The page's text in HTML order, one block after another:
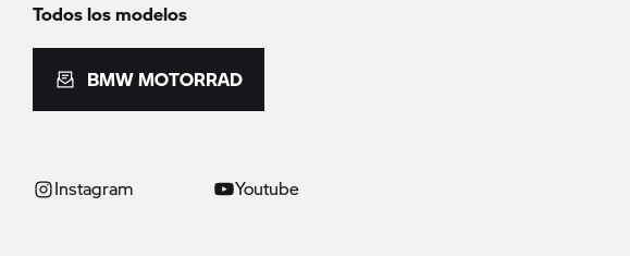
Todos los modelos
BMW MOTORRAD
Instagram Youtube